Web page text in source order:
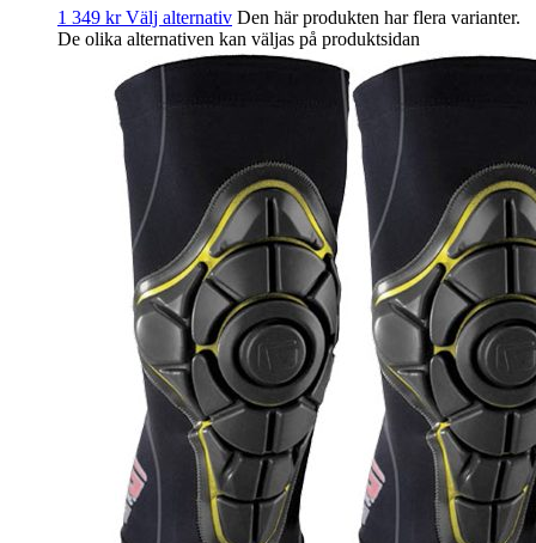
1 349 kr Välj alternativ Den här produkten har flera varianter.
De olika alternativen kan väljas på produktsidan